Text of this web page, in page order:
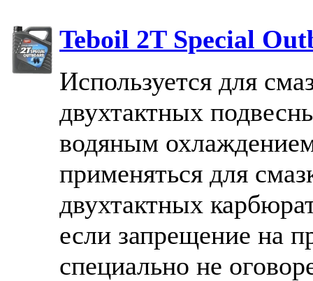
Teboil 2T Special
Используется для
двухтактных
водяным
применяться для
двухтактных
если запрещение на
специально не